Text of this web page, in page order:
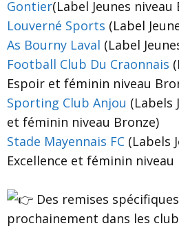
Gontier(Label Jeunes niveau
Louverné Sports (Label
As Bourny Laval (Label
Football Club Du Craonnais
Espoir et féminin niveau
Sporting Club Anjou (Labels
et féminin niveau Bronze)
Stade Mayennais FC (Labels
Excellence et féminin niveau
Des remises
prochainement dans les